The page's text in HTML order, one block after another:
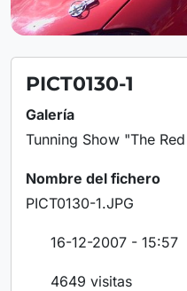
PICT0130-1
Galería
Tunning Show "The
Nombre del fichero
PICT0130-1.JPG
16-12-2007 - 15:57
4649 visitas